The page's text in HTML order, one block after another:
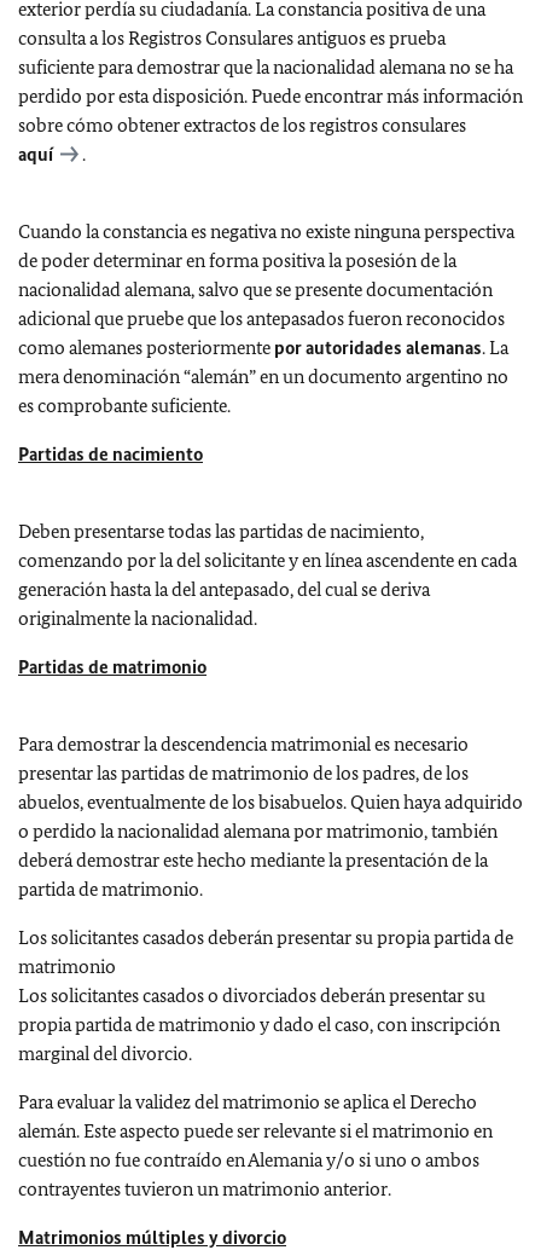
exterior perdía su ciudadanía. La constancia positiva de una
consulta a los Registros Consulares antiguos es prueba
suficiente para demostrar que la nacionalidad alemana no se ha
perdido por esta disposición. Puede encontrar más información
sobre cómo obtener extractos de los registros consulares
aquí
.
Cuando la constancia es negativa no existe ninguna perspectiva
de poder determinar en forma positiva la posesión de la
nacionalidad alemana, salvo que se presente documentación
adicional que pruebe que los antepasados fueron reconocidos
como alemanes posteriormente por autoridades alemanas. La
mera denominación “alemán” en un documento argentino no
es comprobante suficiente.
Partidas de nacimiento
Deben presentarse todas las partidas de nacimiento,
comenzando por la del solicitante y en línea ascendente en cada
generación hasta la del antepasado, del cual se deriva
originalmente la nacionalidad.
Partidas de matrimonio
Para demostrar la descendencia matrimonial es necesario
presentar las partidas de matrimonio de los padres, de los
abuelos, eventualmente de los bisabuelos. Quien haya adquirido
o perdido la nacionalidad alemana por matrimonio, también
deberá demostrar este hecho mediante la presentación de la
partida de matrimonio.
Los solicitantes casados deberán presentar su propia partida de
matrimonio
Los solicitantes casados o divorciados deberán presentar su
propia partida de matrimonio y dado el caso, con inscripción
marginal del divorcio.
Para evaluar la validez del matrimonio se aplica el Derecho
alemán. Este aspecto puede ser relevante si el matrimonio en
cuestión no fue contraído en Alemania y/o si uno o ambos
contrayentes tuvieron un matrimonio anterior.
Matrimonios múltiples y divorcio